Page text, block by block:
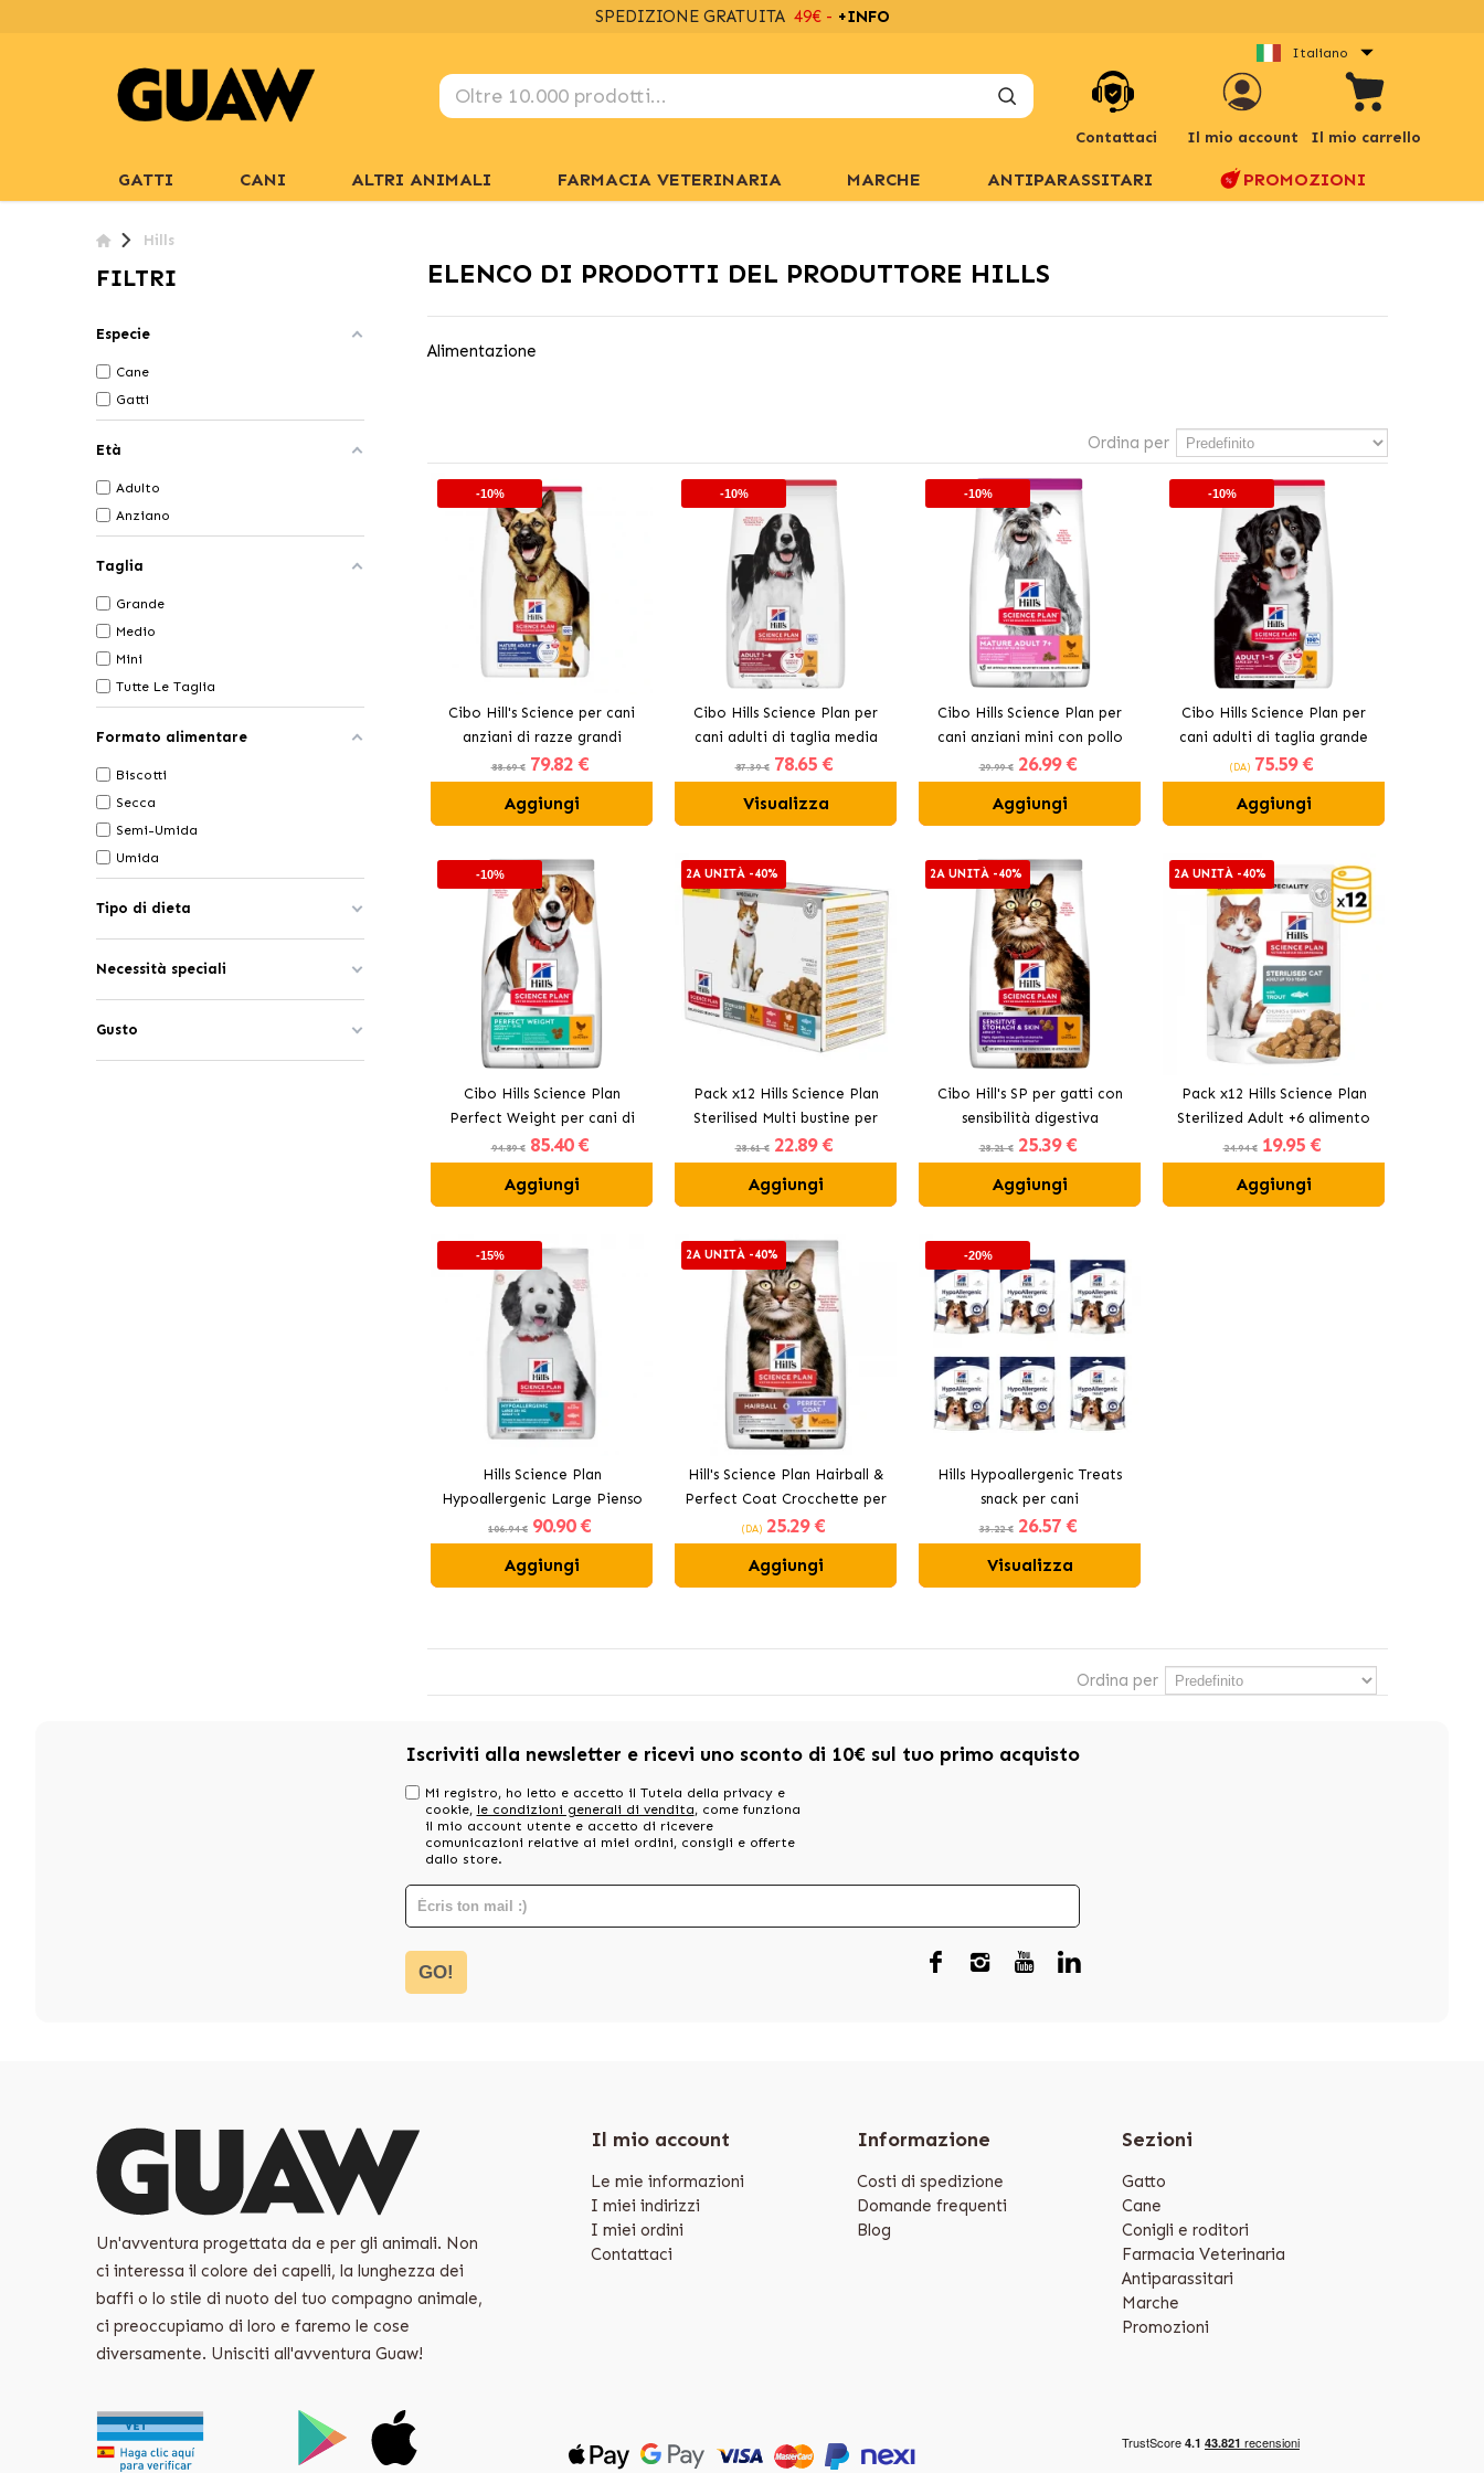
SPEDIZIONE GRATUITA 49€ - +INFO
Italiano
Contattaci Il mio account Il mio carrello
GATTI CANI ALTRI ANIMALI FARMACIA VETERINARIA MARCHE ANTIPARASSITARI PROMOZIONI
Hills
FILTRI
Especie
Cane
Gatti
Età
Adulto
Anziano
Taglia
Grande
Medio
Mini
Tutte Le Taglia
Formato alimentare
Biscotti
Secca
Semi-Umida
Umida
Tipo di dieta
Necessità speciali
Gusto
ELENCO DI PRODOTTI DEL PRODUTTORE HILLS
Alimentazione
Ordina per
-10%
Cibo Hill's Science per cani
anziani di razze grandi
88.69 € 79.82 €
Aggiungi
-10%
Cibo Hills Science Plan per
cani adulti di taglia media
con pollo
87.39 € 78.65 €
Visualizza
-10%
Cibo Hills Science Plan per
cani anziani mini con pollo
29.99 € 26.99 €
Aggiungi
-10%
Cibo Hills Science Plan per
cani adulti di taglia grande
con pollo
(DA) 75.59 €
Aggiungi
-10%
Cibo Hills Science Plan
Perfect Weight per cani di
taglia media
94.89 € 85.40 €
Aggiungi
2A UNITÀ -40%
Pack x12 Hills Science Plan
Sterilised Multi bustine per
gatti di carne e pesce
28.61 € 22.89 €
Aggiungi
2A UNITÀ -40%
Cibo Hill's SP per gatti con
sensibilità digestiva
28.21 € 25.39 €
Aggiungi
2A UNITÀ -40%
Pack x12 Hills Science Plan
Sterilized Adult +6 alimento
per gatti al sapore di trota
(Cibo Umido)
24.94 € 19.95 €
Aggiungi
-15%
Hills Science Plan
Hypoallergenic Large Pienso
Para Perros Grandes con
Salmón
106.94 € 90.90 €
Aggiungi
2A UNITÀ -40%
Hill's Science Plan Hairball &
Perfect Coat Crocchette per
Gatti con Pollo
(DA) 25.29 €
Aggiungi
-20%
Hills Hypoallergenic Treats
snack per cani
33.22 € 26.57 €
Visualizza
Ordina per
Iscriviti alla newsletter e ricevi uno sconto di 10€ sul tuo primo acquisto
Mi registro, ho letto e accetto il Tutela della privacy e
cookie, le condizioni generali di vendita, come funziona
il mio account utente e accetto di ricevere
comunicazioni relative ai miei ordini, consigli e offerte
dallo store.
GO!
Un'avventura progettata da e per gli animali. Non
ci interessa il colore dei capelli, la lunghezza dei
baffi o lo stile di nuoto del tuo compagno animale,
ci preoccupiamo di loro e faremo le cose
diversamente. Unisciti all'avventura Guaw!
Il mio account
Le mie informazioni
I miei indirizzi
I miei ordini
Contattaci
Informazione
Costi di spedizione
Domande frequenti
Blog
Sezioni
Gatto
Cane
Conigli e roditori
Farmacia Veterinaria
Antiparassitari
Marche
Promozioni